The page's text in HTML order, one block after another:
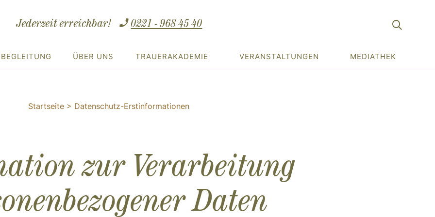
Jederzeit erreichbar! 0221 - 968 45 40
ÜBER UNS TRAUERAKADEMIE VERANSTALTUNGEN MEDIATHEK
Startseite > Datenschutz-Erstinformationen
zur Verarbeitung
Daten